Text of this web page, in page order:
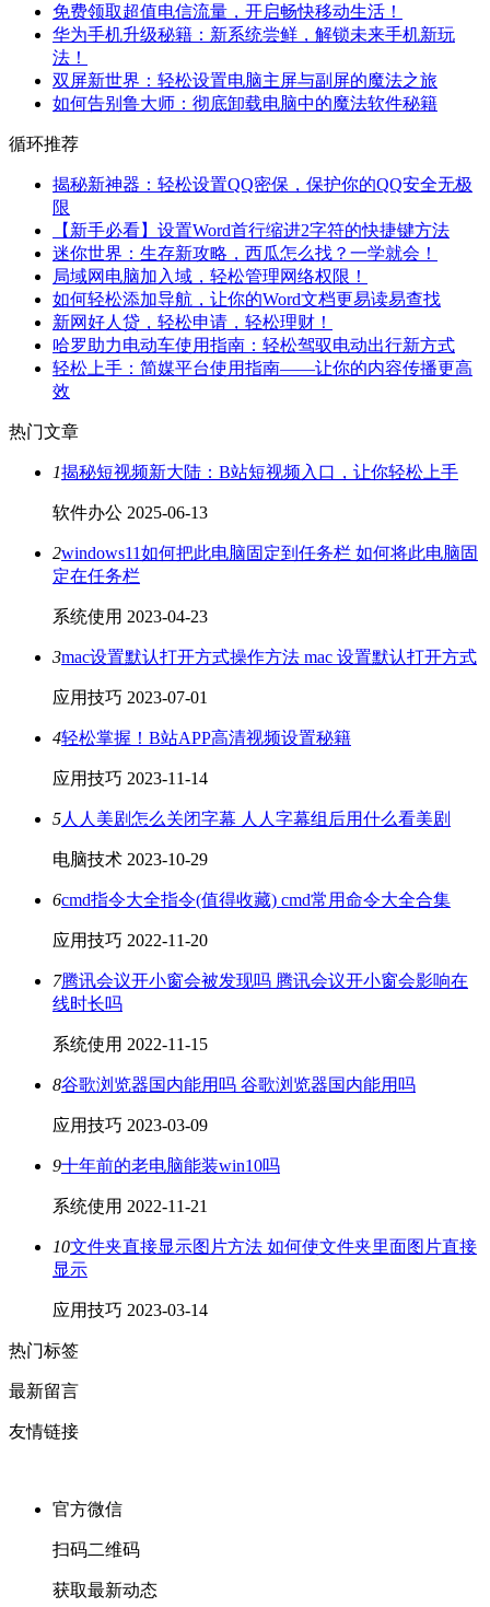
免费领取超值电信流量，开启畅快移动生活！
华为手机升级秘籍：新系统尝鲜，解锁未来手机新玩
法！
双屏新世界：轻松设置电脑主屏与副屏的魔法之旅
如何告别鲁大师：彻底卸载电脑中的魔法软件秘籍
循环推荐
揭秘新神器：轻松设置QQ密保，保护你的QQ安全无极
限
【新手必看】设置Word首行缩进2字符的快捷键方法
迷你世界：生存新攻略，西瓜怎么找？一学就会！
局域网电脑加入域，轻松管理网络权限！
如何轻松添加导航，让你的Word文档更易读易查找
新网好人贷，轻松申请，轻松理财！
哈罗助力电动车使用指南：轻松驾驭电动出行新方式
轻松上手：简媒平台使用指南——让你的内容传播更高
效
热门文章
1揭秘短视频新大陆：B站短视频入口，让你轻松上手
软件办公 2025-06-13
2windows11如何把此电脑固定到任务栏 如何将此电脑固
定在任务栏
系统使用 2023-04-23
3mac设置默认打开方式操作方法 mac 设置默认打开方式
应用技巧 2023-07-01
4轻松掌握！B站APP高清视频设置秘籍
应用技巧 2023-11-14
5人人美剧怎么关闭字幕 人人字幕组后用什么看美剧
电脑技术 2023-10-29
6cmd指令大全指令(值得收藏) cmd常用命令大全合集
应用技巧 2022-11-20
7腾讯会议开小窗会被发现吗 腾讯会议开小窗会影响在
线时长吗
系统使用 2022-11-15
8谷歌浏览器国内能用吗 谷歌浏览器国内能用吗
应用技巧 2023-03-09
9十年前的老电脑能装win10吗
系统使用 2022-11-21
10文件夹直接显示图片方法 如何使文件夹里面图片直接
显示
应用技巧 2023-03-14
热门标签
最新留言
友情链接
官方微信
扫码二维码
获取最新动态